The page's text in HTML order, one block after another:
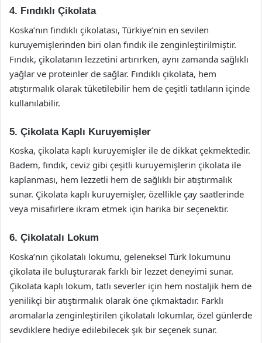
4. Fındıklı Çikolata
Koska’nın fındıklı çikolatası, Türkiye’nin en sevilen
kuruyemişlerinden biri olan fındık ile zenginleştirilmiştir.
Fındık, çikolatanın lezzetini artırırken, aynı zamanda sağlıklı
yağlar ve proteinler de sağlar. Fındıklı çikolata, hem
atıştırmalık olarak tüketilebilir hem de çeşitli tatlıların içinde
kullanılabilir.
5. Çikolata Kaplı Kuruyemişler
Koska, çikolata kaplı kuruyemişler ile de dikkat çekmektedir.
Badem, fındık, ceviz gibi çeşitli kuruyemişlerin çikolata ile
kaplanması, hem lezzetli hem de sağlıklı bir atıştırmalık
sunar. Çikolata kaplı kuruyemişler, özellikle çay saatlerinde
veya misafirlere ikram etmek için harika bir seçenektir.
6. Çikolatalı Lokum
Koska’nın çikolatalı lokumu, geleneksel Türk lokumunu
çikolata ile buluşturarak farklı bir lezzet deneyimi sunar.
Çikolata kaplı lokum, tatlı severler için hem nostaljik hem de
yenilikçi bir atıştırmalık olarak öne çıkmaktadır. Farklı
aromalarla zenginleştirilen çikolatalı lokumlar, özel günlerde
sevdiklere hediye edilebilecek şık bir seçenek sunar.